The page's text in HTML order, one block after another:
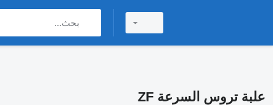
علبة تروس السرعة ZF